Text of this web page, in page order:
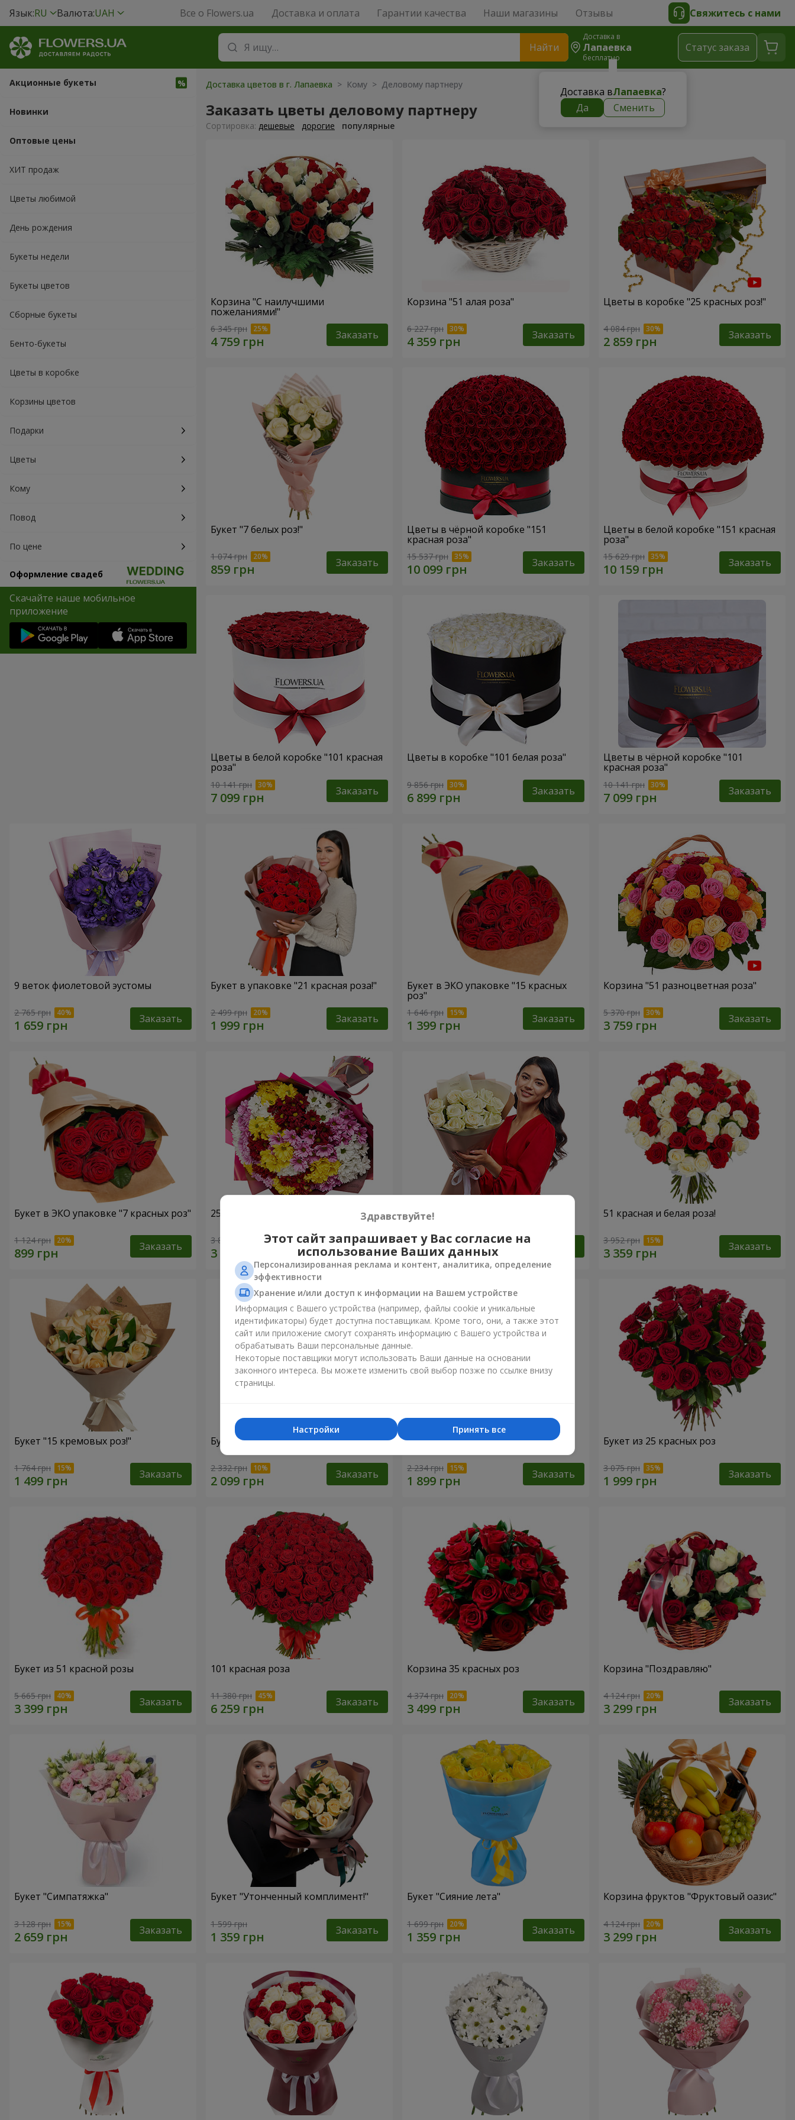
Язык:RU Валюта:UAH Все о Flowers.ua Доставка и оплата Гарантии качества Наши магазины Отзывы Свяжитесь с нами
Найти
Доставка в
Лапаевка
бесплатно
Доставка вЛапаевка?
Да
Сменить
Cтатус заказа
Акционные букеты
Новинки
Оптовые цены
ХИТ продаж
Цветы любимой
День рождения
Букеты недели
Букеты цветов
Сборные букеты
Бенто-букеты
Цветы в коробке
Корзины цветов
Подарки
Цветы
Кому
Повод
По цене
Оформление свадеб
Скачайте наше мобильное
приложение
Доставка цветов в г. Лапаевка > Кому > Деловому партнеру
Заказать цветы деловому партнеру
Cортировка: дешевые дорогие популярные
Корзина "С наилучшими
пожеланиями!"
6 345 грн Заказать
Корзина "51 алая роза"
6 227 грн Заказать
Цветы в коробке "25 красных роз!"
4 084 грн Заказать
Букет "7 белых роз!"
1 074 грн Заказать
Цветы в чёрной коробке "151
красная роза"
15 537 грн Заказать
Цветы в белой коробке "151 красная
роза"
15 629 грн Заказать
Цветы в белой коробке "101 красная
роза"
10 141 грн Заказать
Цветы в коробке "101 белая роза"
9 856 грн Заказать
Цветы в чёрной коробке "101
красная роза"
10 141 грн Заказать
9 веток фиолетовой эустомы
2 765 грн Заказать
Букет в упаковке "21 красная роза!"
2 499 грн Заказать
Букет в ЭКО упаковке "15 красных
роз"
1 646 грн Заказать
Корзина "51 разноцветная роза"
5 370 грн Заказать
Букет в ЭКО упаковке "7 красных роз"
1 124 грн Заказать
25 разноцветных хризантем!
3 874 грн Заказать
Авторский букет "11 белых роз!"
1 443 грн
51 красная и белая роза!
3 952 грн Заказать
Букет "15 кремовых роз!"
1 764 грн Заказать
Букет "15 разноцветных хризантем!"
2 332 грн Заказать
Букет "Гармония"
2 234 грн Заказать
Букет из 25 красных роз
3 075 грн Заказать
Букет из 51 красной розы
5 665 грн Заказать
101 красная роза
11 380 грн Заказать
Корзина 35 красных роз
4 374 грн Заказать
Корзина "Поздравляю"
4 124 грн Заказать
Букет "Симпатяжка"
3 128 грн Заказать
Букет "Утонченный комплимент!"
1 599 грн Заказать
Букет "Сияние лета"
1 699 грн Заказать
Корзина фруктов "Фруктовый оазис"
4 124 грн Заказать
Здравствуйте!
Этот сайт запрашивает у Вас согласие на
использование Ваших данных
Персонализированная реклама и контент, аналитика, определение
эффективности
Хранение и/или доступ к информации на Вашем устройстве
Информация с Вашего устройства (например, файлы cookie и уникальные
идентификаторы) будет доступна поставщикам. Кроме того, они, а также этот
сайт или приложение смогут сохранять информацию с Вашего устройства и
обрабатывать Ваши персональные данные.
Некоторые поставщики могут использовать Ваши данные на основании
законного интереса. Вы можете изменить свой выбор позже по ссылке внизу
страницы.
Принять все
Настройки